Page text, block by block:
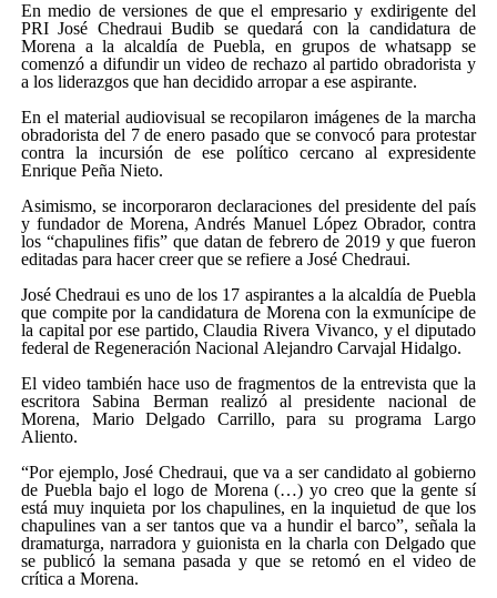
En medio de versiones de que el empresario y exdirigente del
PRI José Chedraui Budib se quedará con la candidatura de
Morena a la alcaldía de Puebla, en grupos de whatsapp se
comenzó a difundir un video de rechazo al partido obradorista y
a los liderazgos que han decidido arropar a ese aspirante.
En el material audiovisual se recopilaron imágenes de la marcha
obradorista del 7 de enero pasado que se convocó para protestar
contra la incursión de ese político cercano al expresidente
Enrique Peña Nieto.
Asimismo, se incorporaron declaraciones del presidente del país
y fundador de Morena, Andrés Manuel López Obrador, contra
los “chapulines fifis” que datan de febrero de 2019 y que fueron
editadas para hacer creer que se refiere a José Chedraui.
José Chedraui es uno de los 17 aspirantes a la alcaldía de Puebla
que compite por la candidatura de Morena con la exmunícipe de
la capital por ese partido, Claudia Rivera Vivanco, y el diputado
federal de Regeneración Nacional Alejandro Carvajal Hidalgo.
El video también hace uso de fragmentos de la entrevista que la
escritora Sabina Berman realizó al presidente nacional de
Morena, Mario Delgado Carrillo, para su programa Largo
Aliento.
“Por ejemplo, José Chedraui, que va a ser candidato al gobierno
de Puebla bajo el logo de Morena (…) yo creo que la gente sí
está muy inquieta por los chapulines, en la inquietud de que los
chapulines van a ser tantos que va a hundir el barco”, señala la
dramaturga, narradora y guionista en la charla con Delgado que
se publicó la semana pasada y que se retomó en el video de
crítica a Morena.